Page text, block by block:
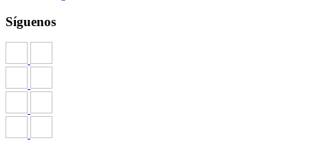
Síguenos